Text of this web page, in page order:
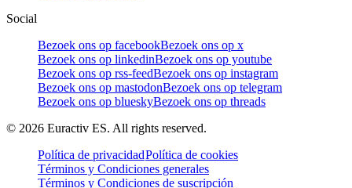
Social
Bezoek ons op facebookBezoek ons op x
Bezoek ons op linkedinBezoek ons op youtube
Bezoek ons op rss-feedBezoek ons op instagram
Bezoek ons op mastodonBezoek ons op telegram
Bezoek ons op blueskyBezoek ons op threads
© 2026 Euractiv ES. All rights reserved.
Política de privacidadPolítica de cookies
Términos y Condiciones generales
Términos y Condiciones de suscripción